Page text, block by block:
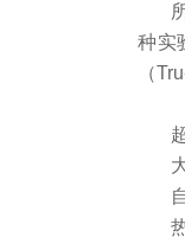
种实
（